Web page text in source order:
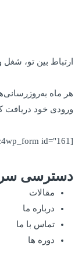
ارتباط بین تو، شغل
هر ماه
ورودی خود دریافت
[mc4wp_form id="161"]
دسترسی
مقالات
درباره ما
تماس با ما
دوره ها